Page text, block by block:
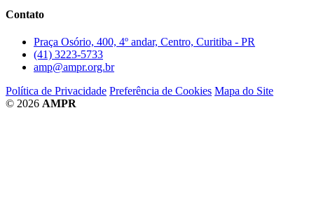
Contato
Praça Osório, 400, 4º andar, Centro, Curitiba - PR
(41) 3223-5733
amp@ampr.org.br
Política de Privacidade Preferência de Cookies Mapa do Site
© 2026 AMPR